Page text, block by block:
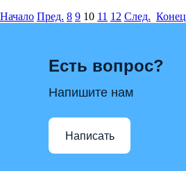
Начало Пред. 8 9 10 11 12 След. Конец
Есть вопрос?
Напишите нам
Написать